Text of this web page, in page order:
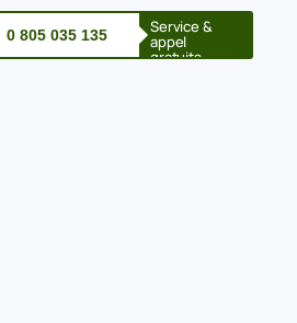
0 805 035 135 Service &
appel
gratuits